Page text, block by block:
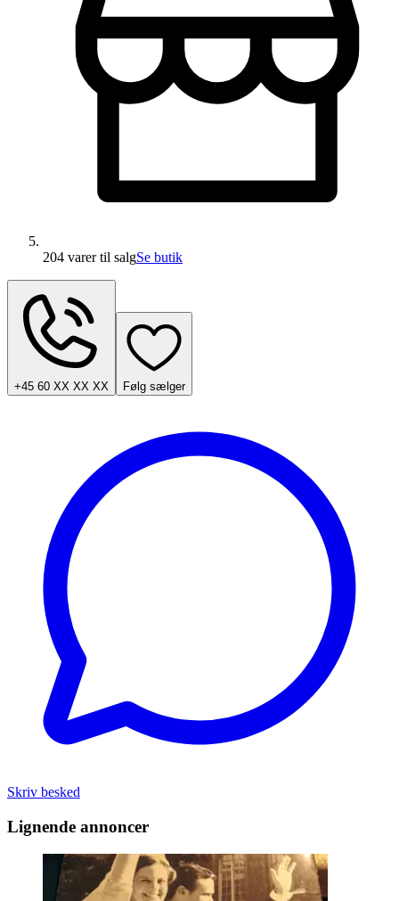
204 varertil salgSe butik
+45 60 XX XX XX Følg sælger
Skriv besked
Lignende annoncer